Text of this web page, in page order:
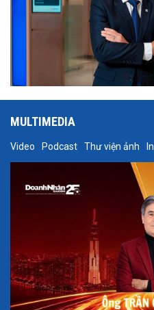
MULTIMEDIA
Video Podcast Thư viện ảnh